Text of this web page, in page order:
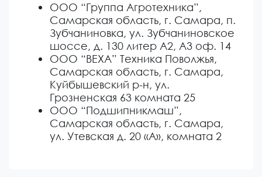
ООО “Группа Агротехника”,
Самарская область, г. Самара, п.
Зубчаниновка, ул. Зубчаниновское
шоссе, д. 130 литер А2, А3 оф. 14
ООО “ВЕХА” Техника Поволжья,
Самарская область, г. Самара,
Куйбышевский р-н, ул.
Грозненская 63 комната 25
ООО “Подшипникмаш”,
Самарская область, г. Самара,
ул. Утевская д. 20 «А», комната 2